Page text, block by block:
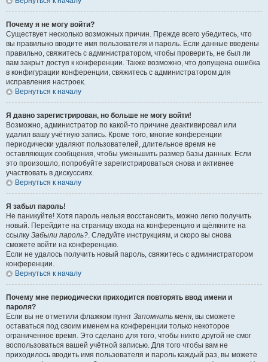
Почему я не могу войти?
Существует несколько возможных причин. Прежде всего убедитесь, что
вы правильно вводите имя пользователя и пароль. Если данные введены
правильно, свяжитесь с администратором, чтобы проверить, не был ли
вам закрыт доступ к конференции. Также возможно, что допущена ошибка
в конфигурации конференции, свяжитесь с администратором для
исправления настроек.
Вернуться к началу
Я давно зарегистрирован, но больше не могу войти!
Возможно, администратор по какой-то причине деактивировал или
удалил вашу учётную запись. Кроме того, многие конференции
периодически удаляют пользователей, длительное время не
оставляющих сообщения, чтобы уменьшить размер базы данных. Если
это произошло, попробуйте зарегистрироваться снова и активнее
участвовать в дискуссиях.
Вернуться к началу
Я забыл пароль!
Не паникуйте! Хотя пароль нельзя восстановить, можно легко получить
новый. Перейдите на страницу входа на конференцию и щёлкните на
ссылку Забыли пароль?. Следуйте инструкциям, и скоро вы снова
сможете войти на конференцию.
Если не удалось получить новый пароль, свяжитесь с администратором
конференции.
Вернуться к началу
Почему мне периодически приходится повторять ввод имени и
пароля?
Если вы не отметили флажком пункт Запомнить меня, вы сможете
оставаться под своим именем на конференции только некоторое
ограниченное время. Это сделано для того, чтобы никто другой не смог
воспользоваться вашей учётной записью. Для того чтобы вам не
приходилось вводить имя пользователя и пароль каждый раз, вы можете